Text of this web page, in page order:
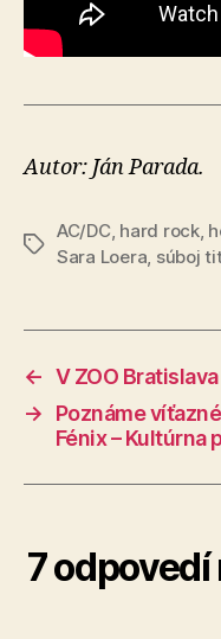
Autor: Ján Parada.
Značky
AC/DC, hard rock,
Sara Loera, súboj
← V ZOO
→
Poznáme
Fénix – Kultúrna
7 odpovedí